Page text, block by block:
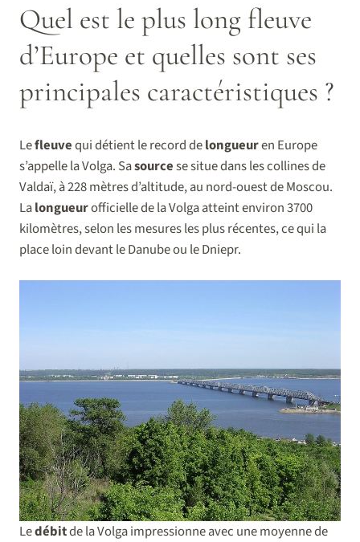
Quel est le plus long fleuve
d’Europe et quelles sont ses
principales caractéristiques ?
Lefleuvequi détient le record delongueuren Europe
s’appelle la Volga. Sasourcese situe dans les collines de
Valdaï, à 228 mètres d’altitude, au nord-ouest de Moscou.
Lalongueurofficielle de la Volga atteint environ 3700
kilomètres, selon les mesures les plus récentes, ce qui la
place loin devant le Danube ou le Dniepr.
Ledébitde la Volga impressionne avec une moyenne de